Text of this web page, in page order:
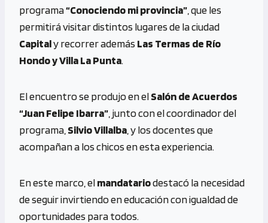
programa“Conociendo mi provincia” , que les
permitirá visitar distintos lugares de la ciudad
Capitaly recorrer además Las Termas de Río
Hondo y Villa La Punta.
El encuentro se produjo en elSalón de Acuerdos
“Juan Felipe Ibarra” , junto con el coordinador del
programa, Silvio Villalba , y los docentes que
acompañan a los chicos en esta experiencia.
En este marco, elmandatariodestacó la necesidad
de seguir invirtiendo en educación con igualdad de
oportunidades para todos.